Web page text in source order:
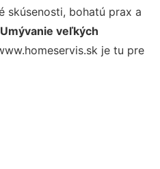
skúsenosti, bohatú prax a
Umývanie veľkých
je tu pre